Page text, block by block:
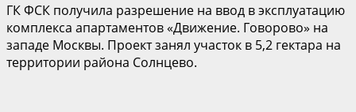
ГК ФСК получила разрешение на ввод в эксплуатацию
комплекса апартаментов «Движение. Говорово» на
западе Москвы. Проект занял участок в 5,2 гектара на
территории района Солнцево.